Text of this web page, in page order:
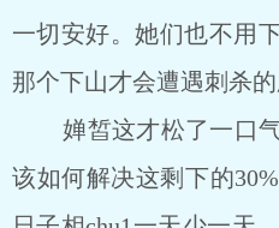
一切安好。她们也不用
那个下山才会遭遇刺杀的
婵皙这才松了一口气
该如何解决这剩下的